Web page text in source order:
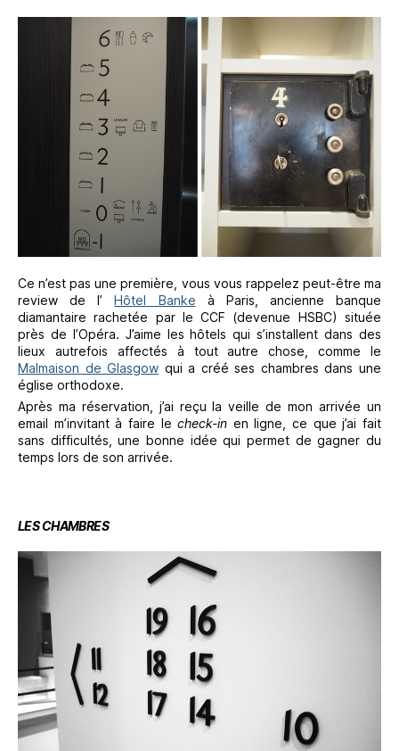
Ce n’est pas une première, vous vous rappelez peut-être ma
review de l’Hôtel Banke à Paris, ancienne banque
diamantaire rachetée par le CCF (devenue HSBC) située
près de l’Opéra. J’aime les hôtels qui s’installent dans des
lieux autrefois affectés à tout autre chose, comme le
Malmaison de Glasgow qui a créé ses chambres dans une
église orthodoxe.
Après ma réservation, j’ai reçu la veille de mon arrivée un
email m’invitant à faire lecheck-in en ligne, ce que j’ai fait
sans difficultés, une bonne idée qui permet de gagner du
temps lors de son arrivée.
LES CHAMBRES